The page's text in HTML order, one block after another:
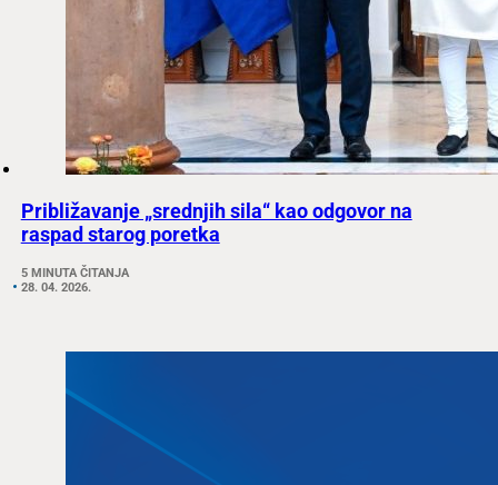
Približavanje „srednjih sila“ kao odgovor na
raspad starog poretka
5 MINUTA ČITANJA
28. 04. 2026.